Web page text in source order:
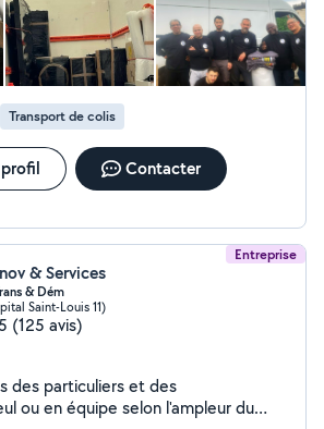
Transport de colis
Contacter
Entreprise
& Services
& Dém
Saint-Louis 11)
(125 avis)
des particuliers et des
ou en équipe selon l'ampleur du